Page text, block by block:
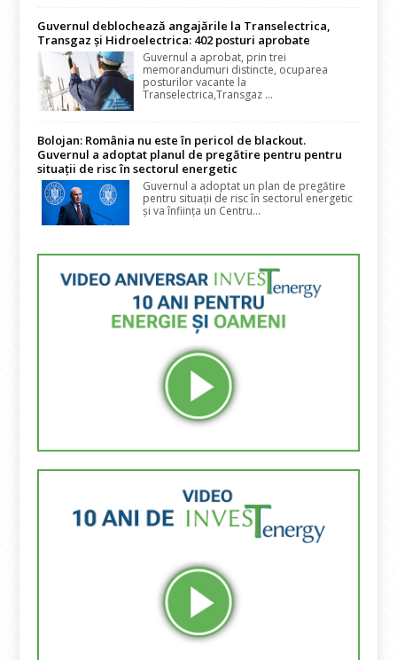
Guvernul deblochează angajările la Transelectrica,
Transgaz și Hidroelectrica: 402 posturi aprobate
Guvernul a aprobat, prin trei
memorandumuri distincte, ocuparea
posturilor vacante la
Transelectrica,Transgaz ...
Bolojan: România nu este în pericol de blackout.
Guvernul a adoptat planul de pregătire pentru pentru
situații de risc în sectorul energetic
Guvernul a adoptat un plan de pregătire
pentru situații de risc în sectorul energetic
și va înființa un Centru...